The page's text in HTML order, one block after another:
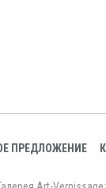
ПРЕДЛОЖЕНИЕ